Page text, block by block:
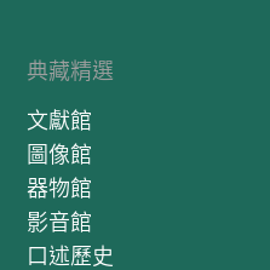
典藏精選
文獻館
圖像館
器物館
影音館
口述歷史